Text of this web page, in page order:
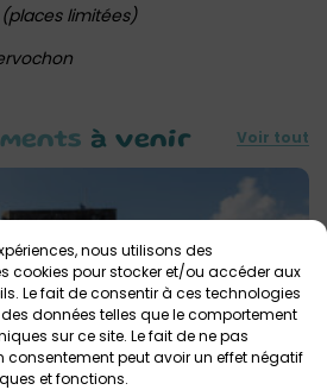
nous utilisons des
cookies pour stocker et/ou accéder aux
Le fait de consentir à ces technologies
données telles que le comportement
sur ce site. Le fait de ne pas
consentement peut avoir un effet négatif
et fonctions.
limitées)
à venir Voir tout